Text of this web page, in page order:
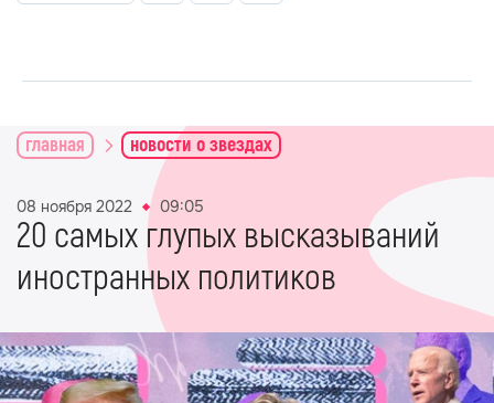
главная новости о звездах
08 ноября 2022 09:05
20 самых глупых высказываний
иностранных политиков